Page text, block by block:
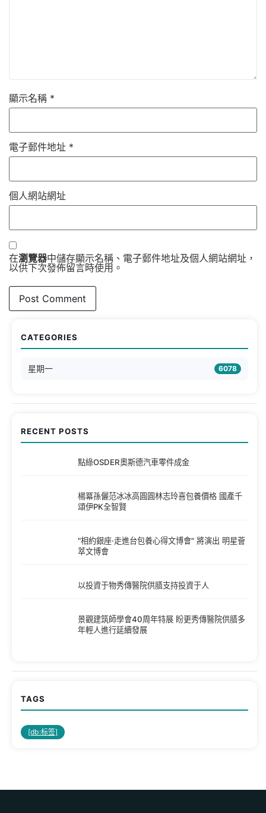
顯示名稱 *
電子郵件地址 *
個人網站網址
在瀏覽器中儲存顯示名稱、電子郵件地址及個人網站網址，
以供下次發佈留言時使用。
CATEGORIES
星期一 6078
RECENT POSTS
點綠OSDER奧斯德汽車零件成金
楊冪孫儷范冰冰高圓圓林志玲喜包養價格 國產千
頌伊PK全智賢
"相約銀座·走進台包養心得文博會" 將演出 明星薈
萃文博會
以投資于物秀傳醫院供膳支持投資于人
景觀建筑師學會40周年特展 盼更秀傳醫院供膳多
年輕人進行延續發展
TAGS
[db:标签]